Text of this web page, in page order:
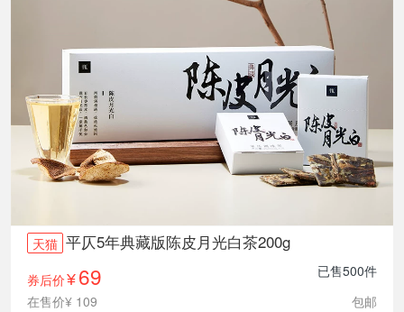
天猫 平仄5年典藏版陈皮月光白茶200g
券后价¥ 69
已售500件
在售价¥ 109
包邮